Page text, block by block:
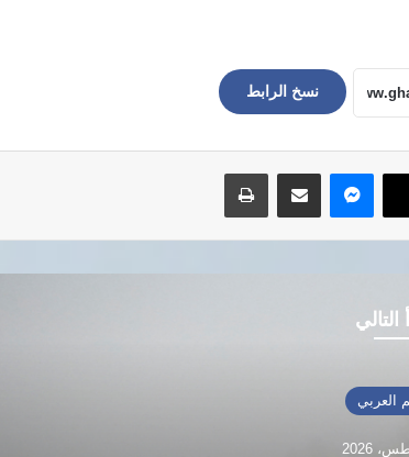
نسخ الرابط
ماسنجر مشاركة عبر البريد طباعة
التالي
العربي